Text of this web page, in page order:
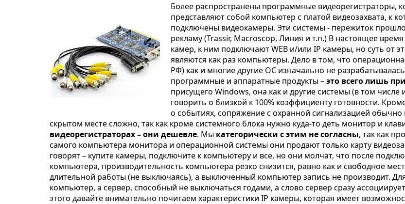
Более распространены программные видеорегистраторы,
представляют собой компьютер с платой видеозахвата, к
подключены видеокамеры. Эти системы - пережиток
рекламу (Trassir, Macroscop, Линия и т.п.) В настоящее
камер, к ним подключают WEB и/или IP камеры, но суть от
являются как раз компьютеры. Дело в том, что
РФ) как и многие другие ОС изначально не
программные и аппаратные продукты –это всего лишь
присущего Windows, она как и другие системы (в том
говорить о близкой к 100% коэффициенту готовности.
о событиях, сопряжение с охранной сигнализацией
скрытом месте сложно, так как кроме системного блока нужно куда-то деть монитор и
видеорегистраторах – они дешевле. Мы категорически с этим не согласны, так как
самого компьютера монитора и операционной системы они продают только карту
говорят – купите камеры, подключите к компьютеру и все, но они молчат, что после
компьютера, производительность компьютера резко снизится, равно как и свободное
длительной работы (не выключаясь), а выключенный компьютер запись не производит.
компьютер, а сервер, способный не выключаться годами, а слово сервер сразу
этого давайте внимательно почитаем характеристики IP камеры, которая имеет